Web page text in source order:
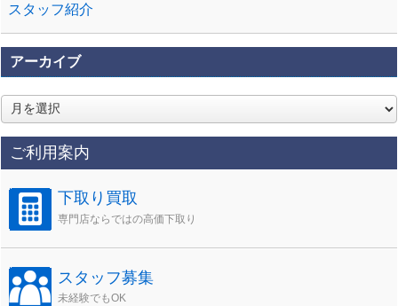
スタッフ紹介
アーカイブ
ア
ー
カ
イ
ブ
ご利用案内
下取り買取
専門店ならではの高価下取り
スタッフ募集
未経験でもOK